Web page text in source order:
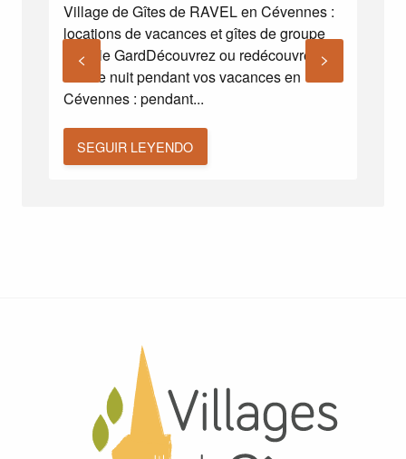
Village de Gîtes de RAVEL en Cévennes :
locations de vacances et gîtes de groupe
dans le GardDécouvrez ou redécouvrez le
ciel de nuit pendant vos vacances en
Cévennes : pendant...
SEGUIR LEYENDO